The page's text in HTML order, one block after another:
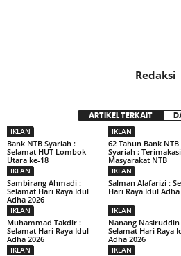
Redaksi
ARTIKEL TERKAIT
IKLAN
Bank NTB Syariah :
Selamat HUT Lombok
Utara ke-18
IKLAN
62 Tahun Bank NTB
Syariah :
Masyarakat NTB
IKLAN
Sambirang Ahmadi :
Selamat Hari Raya Idul
Adha 2026
IKLAN
Salman Alafarizi :
Hari Raya Idul Adha
IKLAN
Muhammad Takdir :
Selamat Hari Raya Idul
Adha 2026
IKLAN
Nanang Nasiruddin
Selamat Hari Raya
Adha 2026
IKLAN IKLAN